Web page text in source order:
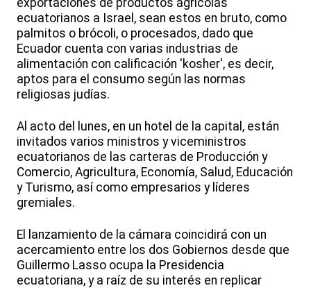
exportaciones de productos agrícolas
ecuatorianos a Israel, sean estos en bruto, como
palmitos o brócoli, o procesados, dado que
Ecuador cuenta con varias industrias de
alimentación con calificación 'kosher', es decir,
aptos para el consumo según las normas
religiosas judías.
Al acto del lunes, en un hotel de la capital, están
invitados varios ministros y viceministros
ecuatorianos de las carteras de Producción y
Comercio, Agricultura, Economía, Salud, Educación
y Turismo, así como empresarios y líderes
gremiales.
El lanzamiento de la cámara coincidirá con un
acercamiento entre los dos Gobiernos desde que
Guillermo Lasso ocupa la Presidencia
ecuatoriana, y a raíz de su interés en replicar